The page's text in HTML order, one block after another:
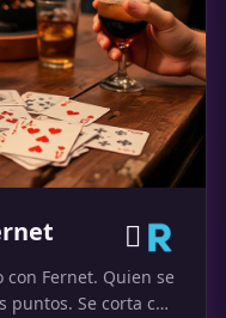
🇎🇷
Fernet. Quien se
Se corta con